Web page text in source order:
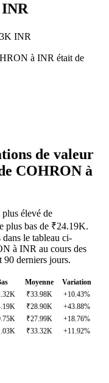
INR
à INR était de
de valeur
COHRON à
élevé de
plus bas de ₹24.19K.
le tableau ci-
à INR au cours des
90 derniers jours.
Moyenne
Variation
₹33.98K
+10.43%
₹28.90K
+43.88%
₹27.99K
+18.76%
₹33.32K +11.92%